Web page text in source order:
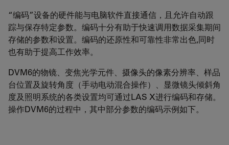
“编码”设备的硬件能与电脑软件直接通信，且允许自动跟
踪与保存特定参数。编码十分有助于快速调用数据采集期间
存储的参数和设置。编码的还原性和可靠性非常出色,同时
也有助于提高工作效率。
DVM6的物镜、变焦光学元件、摄像头的像素分辨率、样品
台位置及旋转角度（手动电动混合操作）、显微镜头倾斜角
度及照明系统的各类设置均可通过LAS X进行编码和存储。
操作DVM6的过程中，其中部分参数的编码示例如下。